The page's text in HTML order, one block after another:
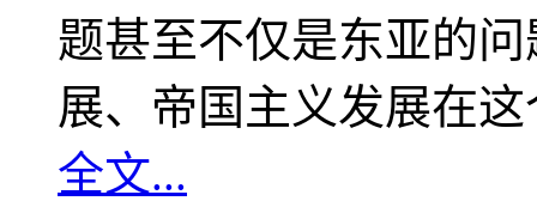
题甚至不仅是东亚的
展、帝国主义发展在
全文...